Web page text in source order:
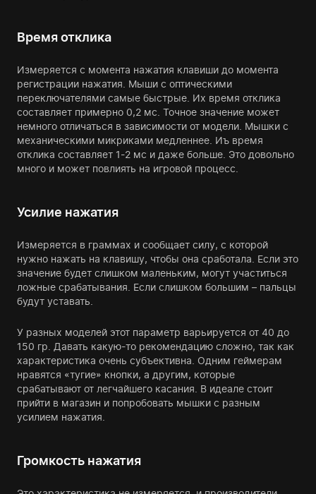
Время отклика
Измеряется с момента нажатия клавиши до момента
регистрации нажатия. Мыши с оптическими
переключателями самые быстрые. Их время отклика
составляет примерно 0,2 мс. Точное значение может
немного отличаться в зависимости от модели. Мышки с
механическими микриками медленнее. Иъ время
отклика составляет 1-2 мс и даже больше. Это довольно
много и может повлиять на игровой процесс.
Усилие нажатия
Измеряется в граммах и сообщает силу, с которой
нужно нажать на клавишу, чтобы она сработала. Если это
значение будет слишком маленьким, могут участиться
ложные срабатывания. Если слишком большим – пальцы
будут уставать.
У разных моделей этот параметр варьируется от 40 до
150 гр. Давать какую-то рекомендацию сложно, так как
характеристика очень субъективна. Одним геймерам
нравятся «тугие» кнопки, а другим, которые
срабатывают от легчайшего касания. В идеале стоит
прийти в магазин и попробовать мышки с разным
усилием нажатия.
Громкость нажатия